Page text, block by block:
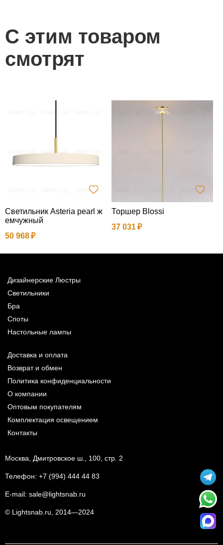
С этим товаром
смотрят
Светильник Asteria pearl ж
емчужный
50 968
Торшер Blossi
37 031
Дизайнерские Люстры
Светильники
Бра
Споты
Настольные лампы
Доставка и оплата
Возврат и обмен
Политика конфиденциальности
О компании
Оптовым покупателям
Комплектация освещением
Контакты
Москва, Дмитровское ш., 100, стр. 2
Телефон: +7 (994) 444 44 83
E-mail: sale@lightsnab.ru
© Lightsnab.ru, 2014—2024